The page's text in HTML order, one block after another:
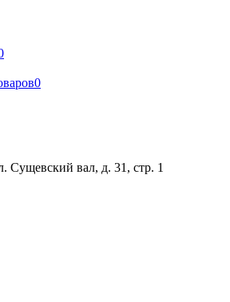
0
Сущевский вал, д. 31, стр. 1